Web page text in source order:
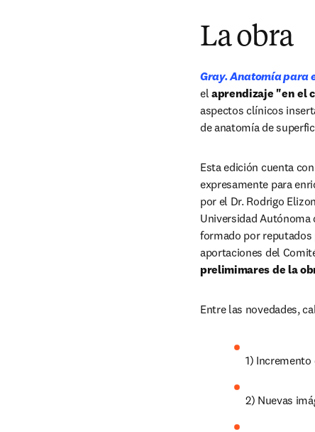
La obra
Gray. Anatomía para
el aprendizaje "en el
aspectos clínicos
de anatomía de
Esta edición cuenta
expresamente para
por el Dr. Rodrigo
Universidad Autónoma
formado por reputados
aportaciones del
prelimimares de la
Entre las novedades,
1)
2) Nuevas